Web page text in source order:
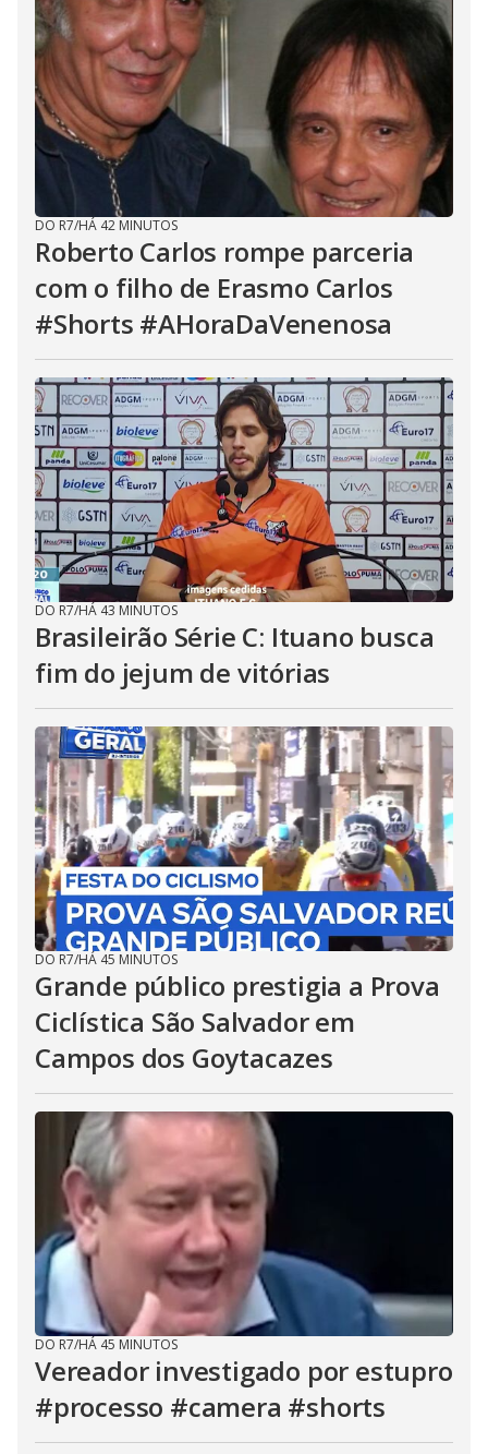
DO R7/HÁ 42 MINUTOS
Roberto Carlos rompe parceria
com o filho de Erasmo Carlos
#Shorts #AHoraDaVenenosa
DO R7/HÁ 43 MINUTOS
Brasileirão Série C: Ituano busca
fim do jejum de vitórias
DO R7/HÁ 45 MINUTOS
Grande público prestigia a Prova
Ciclística São Salvador em
Campos dos Goytacazes
DO R7/HÁ 45 MINUTOS
Vereador investigado por estupro
#processo #camera #shorts